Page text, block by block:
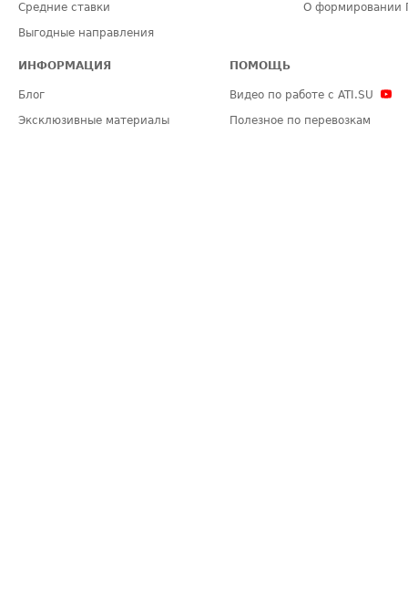
Средние ставки
Выгодные направления
О формировании
ИНФОРМАЦИЯ
Блог
Эксклюзивные материалы
ПОМОЩЬ
Видео по работе с ATI.SU
Полезное по перевозкам